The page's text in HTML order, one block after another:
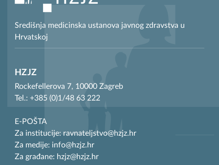
Središnja medicinska ustanova javnog zdravstva u
Hrvatskoj
HZJZ
Rockefellerova 7, 10000 Zagreb
Tel.: +385 (0)1/48 63 222
E-POŠTA
Za institucije: ravnateljstvo@hzjz.hr
Za medije: info@hzjz.hr
Za građane: hzjz@hzjz.hr